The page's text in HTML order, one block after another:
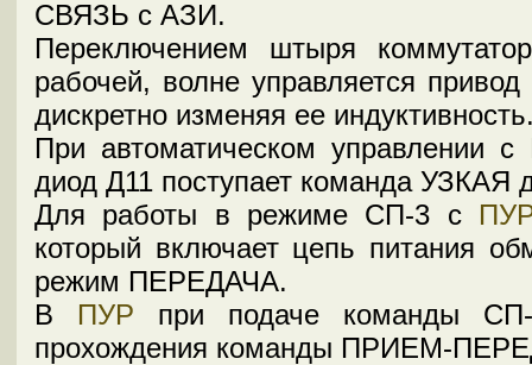
СВЯЗЬ с АЗИ.
Переключением штыря
рабочей, волне управляется
дискретно изменяя ее
При автоматическом управлении
диод Д11 поступает команда
Для работы в режиме СП-3 с
который включает цепь питания
режим ПЕРЕДАЧА.
В ПУР при подаче команды СП-
прохождения команды ПРИЕМ-